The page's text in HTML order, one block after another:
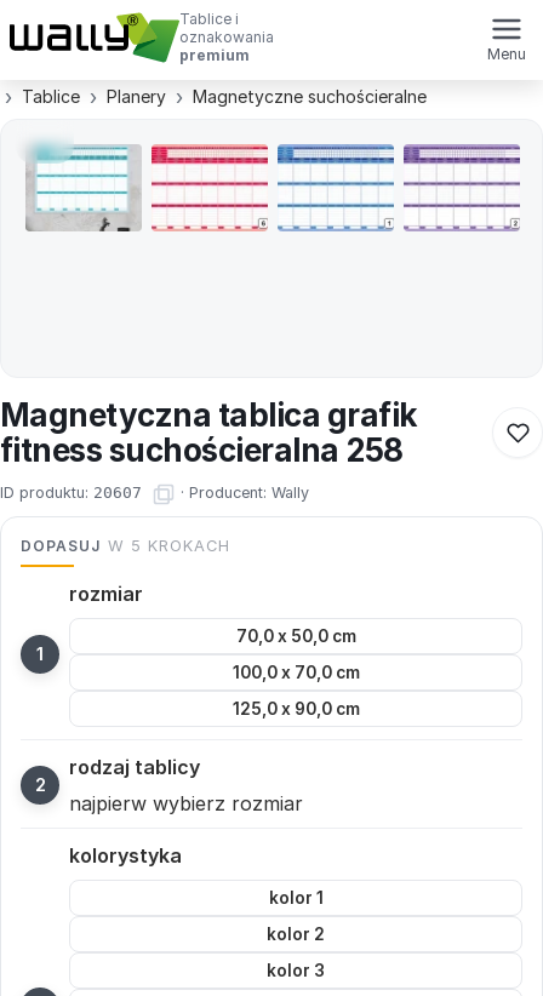
Tablice i
oznakowania
premium
Menu
Tablice Planery Magnetyczne suchościeralne
Magnetyczna tablica grafik
fitness suchościeralna 258
ID produktu: 20607 · Producent: Wally
DOPASUJ W 5 KROKACH
rozmiar
70,0 x 50,0 cm
100,0 x 70,0 cm
125,0 x 90,0 cm
rodzaj tablicy
najpierw wybierz rozmiar
kolorystyka
kolor 1
kolor 2
kolor 3